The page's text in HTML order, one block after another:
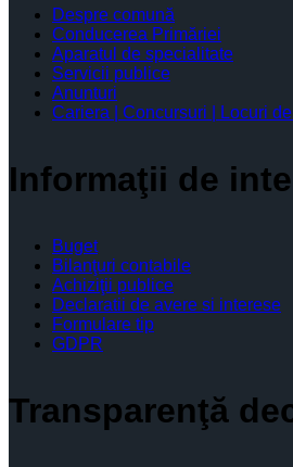
Despre comună
Conducerea Primăriei
Aparatul de specialitate
Servicii publice
Anunturi
Cariera | Concursuri | Locuri
Informaţii de
Buget
Bilanţuri contabile
Achiziţii publice
Declaratii de avere si interese
Formulare tip
GDPR
Transparenţă